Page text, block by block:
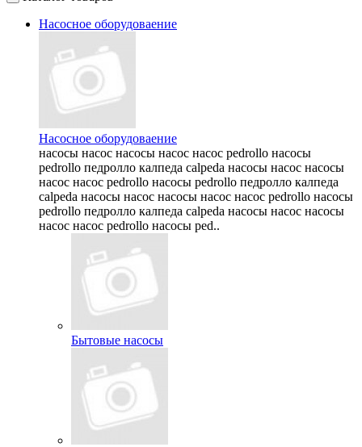
Насосное оборудоваение
Насосное оборудоваение
насосы насос насосы насос насос pedrollo насосы
pedrollo педролло калпеда calpeda насосы насос насосы
насос насос pedrollo насосы pedrollo педролло калпеда
calpeda насосы насос насосы насос насос pedrollo насосы
pedrollo педролло калпеда calpeda насосы насос насосы
насос насос pedrollo насосы ped..
Бытовые насосы